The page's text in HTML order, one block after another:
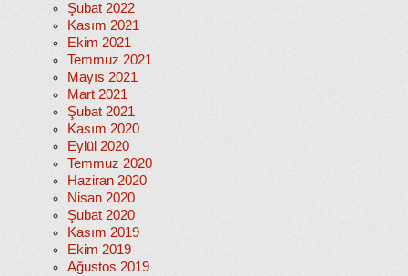
Şubat 2022
Kasım 2021
Ekim 2021
Temmuz 2021
Mayıs 2021
Mart 2021
Şubat 2021
Kasım 2020
Eylül 2020
Temmuz 2020
Haziran 2020
Nisan 2020
Şubat 2020
Kasım 2019
Ekim 2019
Ağustos 2019